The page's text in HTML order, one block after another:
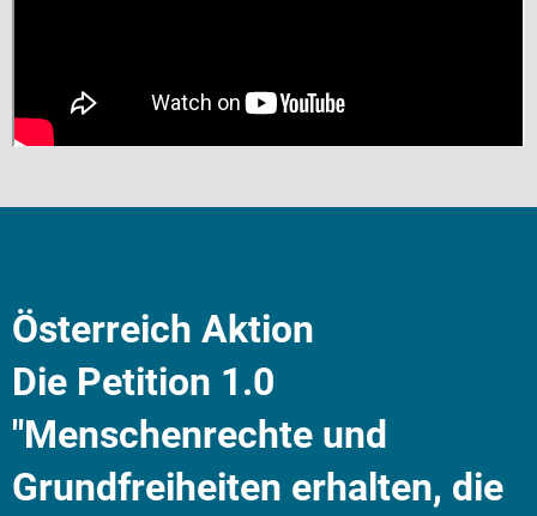
Österreich Aktion
Die Petition 1.0
"Menschenrechte und
Grundfreiheiten erhalten, die